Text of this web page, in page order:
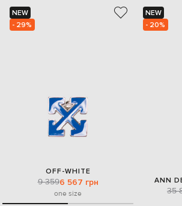
NEW
- 29%
OFF-WHITE
9 3596 567 грн
one size
NEW
- 20%
ANN
35